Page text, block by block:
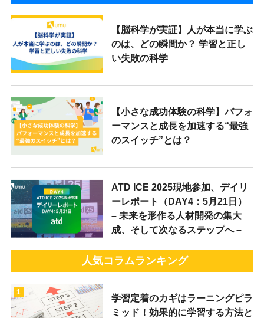
【脳科学が実証】人が本当に学ぶ
のは、どの瞬間か？ 学習と正し
い失敗の科学
【小さな成功体験の科学】パフォ
ーマンスと成長を加速する“最強
のスイッチ”とは？
ATD ICE 2025現地参加、デイリ
ーレポート（DAY4：5月21日）
– 未来を形作る人材開発の集大
成、そして次なるステップへ –
人気コラムランキング
1
学習定着のカギはラーニングピラ
ミッド！効果的に学習する方法と